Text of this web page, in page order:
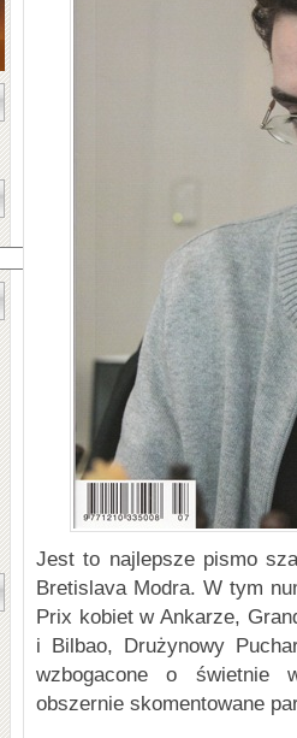
Jest to najlepsze pismo
Bretislava Modra. W tym
Prix kobiet w Ankarze,
i Bilbao, Drużynowy
wzbogacone o świetnie
obszernie skomentowane